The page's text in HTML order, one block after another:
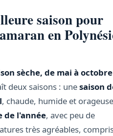
saison pour
en
sèche, de mai à
deux saisons : unesaison
, chaude, humide et
de l'année, avec peu de
très agréables,